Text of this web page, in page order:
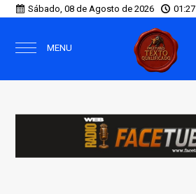
Sábado, 08 de Agosto de 2026 01:27
MENU